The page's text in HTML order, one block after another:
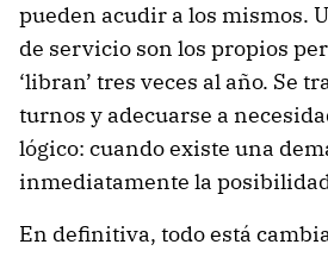
pueden acudir a los mismos.
de servicio son los propios
‘libran’ tres veces al año. Se
turnos y adecuarse a
lógico: cuando existe una
inmediatamente la
En definitiva, todo está